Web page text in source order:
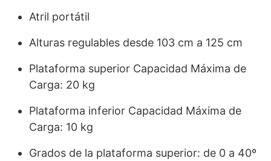
Atril portátil
Alturas regulables desde 103 cm a 125 cm
Plataforma superior Capacidad Máxima de
Carga: 20 kg
Plataforma inferior Capacidad Máxima de
Carga: 10 kg
Grados de la plataforma superior: de 0 a 40º